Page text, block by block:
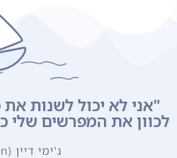
"אני לא יכול לשנות את
לכוון את המפרשים שלי
ג'ימי דיין (Jimmy Dean)